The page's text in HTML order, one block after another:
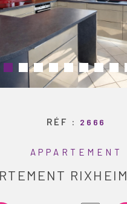
RÉF : 2666
APPARTEMENT